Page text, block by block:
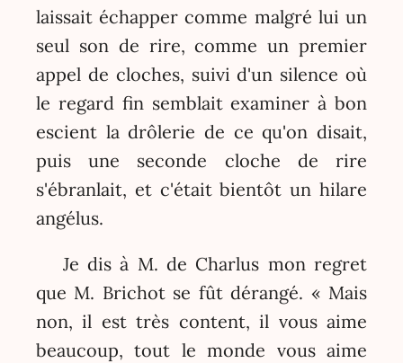
laissait échapper comme malgré lui un
seul son de rire, comme un premier
appel de cloches, suivi d'un silence où
le regard fin semblait examiner à bon
escient la drôlerie de ce qu'on disait,
puis une seconde cloche de rire
s'ébranlait, et c'était bientôt un hilare
angélus.
Je dis à M. de Charlus mon regret
que M. Brichot se fût dérangé. « Mais
non, il est très content, il vous aime
beaucoup, tout le monde vous aime